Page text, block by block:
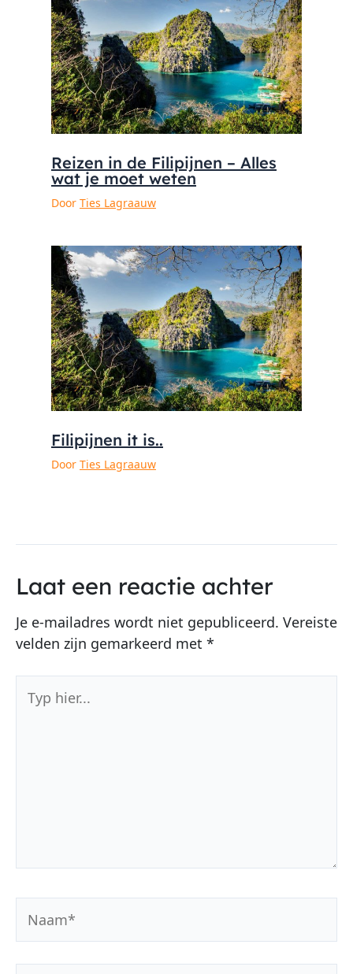
Reizen in de Filipijnen – Alles
wat je moet weten
Door Ties Lagraauw
Filipijnen it is..
Door Ties Lagraauw
Laat een reactie achter
Je e-mailadres wordt niet gepubliceerd. Vereiste
velden zijn gemarkeerd met *
hier...